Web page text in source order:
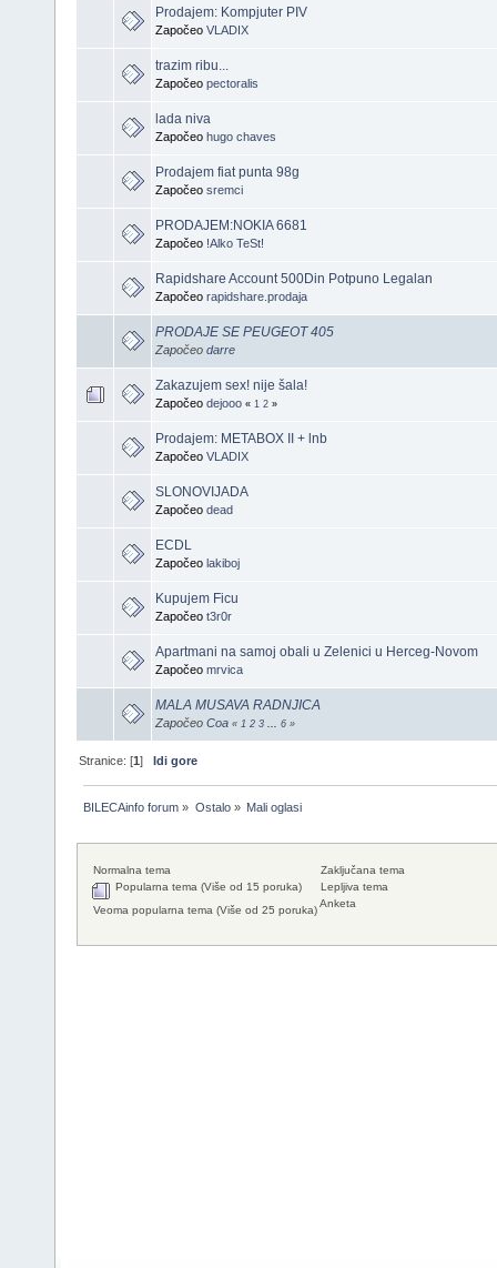
Prodajem: Kompjuter PIV
Započeo VLADIX
trazim ribu...
Započeo pectoralis
lada niva
Započeo hugo chaves
Prodajem fiat punta 98g
Započeo sremci
PRODAJEM:NOKIA 6681
Započeo !Alko TeSt!
Rapidshare Account 500Din Potpuno Legalan
Započeo rapidshare.prodaja
PRODAJE SE PEUGEOT 405
Započeo darre
Zakazujem sex! nije šala!
Započeo dejooo « 1 2 »
Prodajem: METABOX II + lnb
Započeo VLADIX
SLONOVIJADA
Započeo dead
ECDL
Započeo lakiboj
Kupujem Ficu
Započeo t3r0r
Apartmani na samoj obali u Zelenici u Herceg-Novom
Započeo mrvica
MALA MUSAVA RADNJICA
Započeo Coa « 1 2 3 6 »
Stranice: [1]Idi gore
BILECAinfo forum » Ostalo» Mali oglasi
Normalna tema
Popularna tema (Više od 15 poruka)
Veoma popularna tema (Više od 25 poruka)
Zaključana tema
Lepljiva tema
Anketa